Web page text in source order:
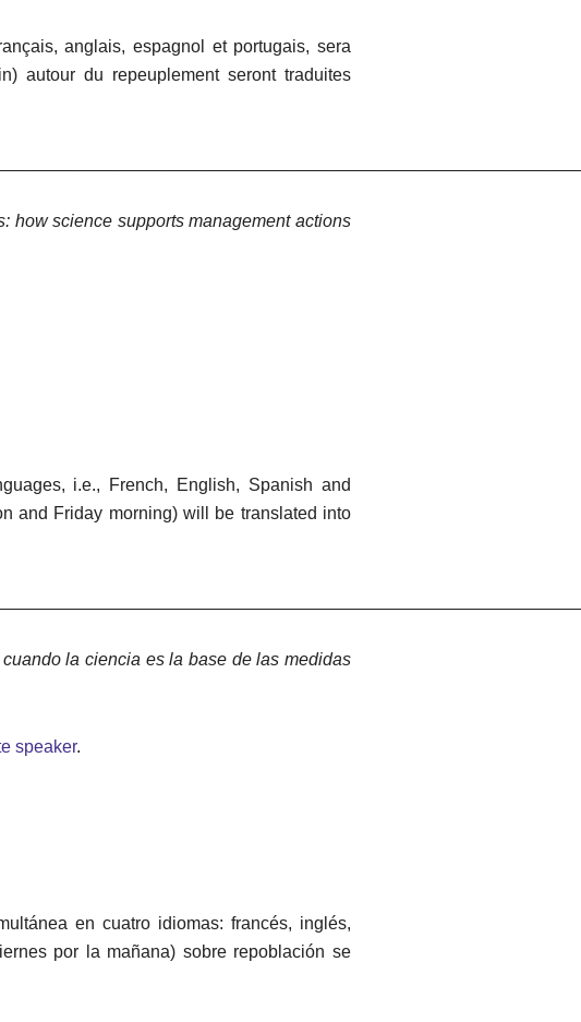
anglais, espagnol et portugais, sera
autour du repeuplement seront traduites
how science supports management actions
i.e., French, English, Spanish and
and Friday morning) will be translated into
la ciencia es la base de las medidas
speaker.
en cuatro idiomas: francés, inglés,
por la mañana) sobre repoblación se